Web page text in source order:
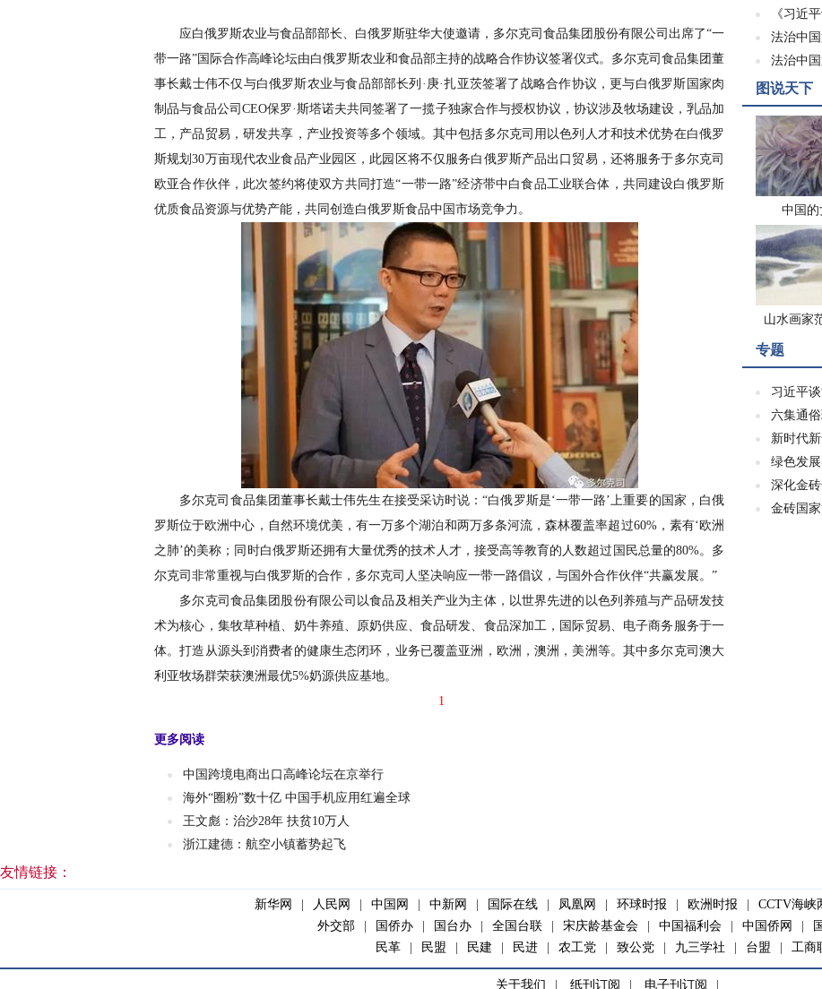
《习近
法治中
法治中
图说天下
中国的
山水画
专题
习近平
六集通
新时代
绿色发
深化金
金砖国
应白俄罗斯农业与食品部部长、白俄罗斯驻华大使邀请，多尔克司食品集团股份有限公司出席了“一
带一路”国际合作高峰论坛由白俄罗斯农业和食品部主持的战略合作协议签署仪式。多尔克司食品集团董
事长戴士伟不仅与白俄罗斯农业与食品部部长列·庚·扎亚茨签署了战略合作协议，更与白俄罗斯国家肉
制品与食品公司CEO保罗·斯塔诺夫共同签署了一揽子独家合作与授权协议，协议涉及牧场建设，乳品加
工，产品贸易，研发共享，产业投资等多个领域。其中包括多尔克司用以色列人才和技术优势在白俄罗
斯规划30万亩现代农业食品产业园区，此园区将不仅服务白俄罗斯产品出口贸易，还将服务于多尔克司
欧亚合作伙伴，此次签约将使双方共同打造“一带一路”经济带中白食品工业联合体，共同建设白俄罗斯
优质食品资源与优势产能，共同创造白俄罗斯食品中国市场竞争力。
多尔克司食品集团董事长戴士伟先生在接受采访时说：“白俄罗斯是‘一带一路’上重要的国家，白俄
罗斯位于欧洲中心，自然环境优美，有一万多个湖泊和两万多条河流，森林覆盖率超过60%，素有‘欧洲
之肺’的美称；同时白俄罗斯还拥有大量优秀的技术人才，接受高等教育的人数超过国民总量的80%。多
尔克司非常重视与白俄罗斯的合作，多尔克司人坚决响应一带一路倡议，与国外合作伙伴“共赢发展。”
多尔克司食品集团股份有限公司以食品及相关产业为主体，以世界先进的以色列养殖与产品研发技
术为核心，集牧草种植、奶牛养殖、原奶供应、食品研发、食品深加工，国际贸易、电子商务服务于一
体。打造从源头到消费者的健康生态闭环，业务已覆盖亚洲，欧洲，澳洲，美洲等。其中多尔克司澳大
利亚牧场群荣获澳洲最优5%奶源供应基地。
1
更多阅读
中国跨境电商出口高峰论坛在京举行
海外“圈粉”数十亿 中国手机应用红遍全球
王文彪：治沙28年 扶贫10万人
浙江建德：航空小镇蓄势起飞
友情链接：
新华网 人民网 中国网 中新网 国际在线 凤凰网 环球时报 欧洲时报 CCTV海峡
外交部
国侨办 国台办 全国台联 宋庆龄基金会 中国福利会 中国侨网
民革
民盟 民建 民进 农工党 致公党 九三学社 台盟 工商
关于我们 纸刊订阅 电子刊订阅